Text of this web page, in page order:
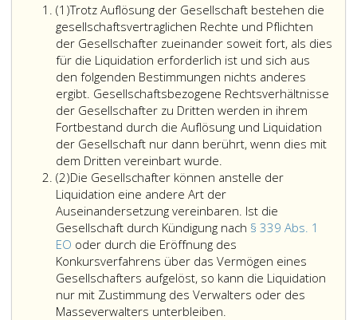
(1)Absatz
eins
Trotz Auflösung der Gesellschaft bestehen die
gesellschaftsvertraglichen Rechte und Pflichten
der Gesellschafter zueinander soweit fort, als dies
für die Liquidation erforderlich ist und sich aus
den folgenden Bestimmungen nichts anderes
ergibt. Gesellschaftsbezogene Rechtsverhältnisse
der Gesellschafter zu Dritten werden in ihrem
Fortbestand durch die Auflösung und Liquidation
der Gesellschaft nur dann berührt, wenn dies mit
dem Dritten vereinbart wurde.
(2)Absatz
2
Die Gesellschafter können anstelle der
Liquidation eine andere Art der
Auseinandersetzung vereinbaren. Ist die
Gesellschaft durch Kündigung nach § 339 Abs. 1
EO oder durch die Eröffnung des
Konkursverfahrens über das Vermögen eines
Gesellschafters aufgelöst, so kann die Liquidation
nur mit Zustimmung des Verwalters oder des
Masseverwalters unterbleiben.